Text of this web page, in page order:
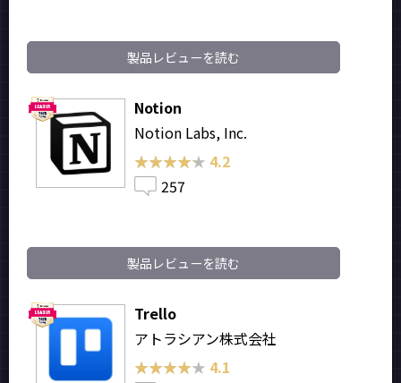
製品レビューを読む
Notion
Notion Labs, Inc.
★★★★★
★★★★★ 4.2
257
製品レビューを読む
Trello
アトラシアン株式会社
★★★★★
★★★★★ 4.1